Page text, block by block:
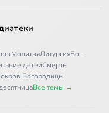
МолитваЛитургияБог
детейСмерть
Богородицы
Все темы →